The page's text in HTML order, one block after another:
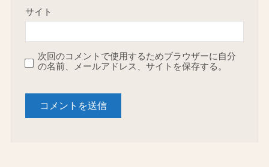
サイト
次回のコメントで使用するためブラウザーに自分
の名前、メールアドレス、サイトを保存する。